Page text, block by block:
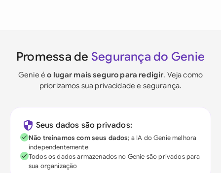
Promessa de Segurança do Genie
Genie éo lugar mais seguro para redigir. Veja como
priorizamos sua privacidade e segurança.
Seus dados são privados:
Não treinamos com seus dados; a IA do Genie melhora
independentemente
Todos os dados armazenados no Genie são privados para
sua organização